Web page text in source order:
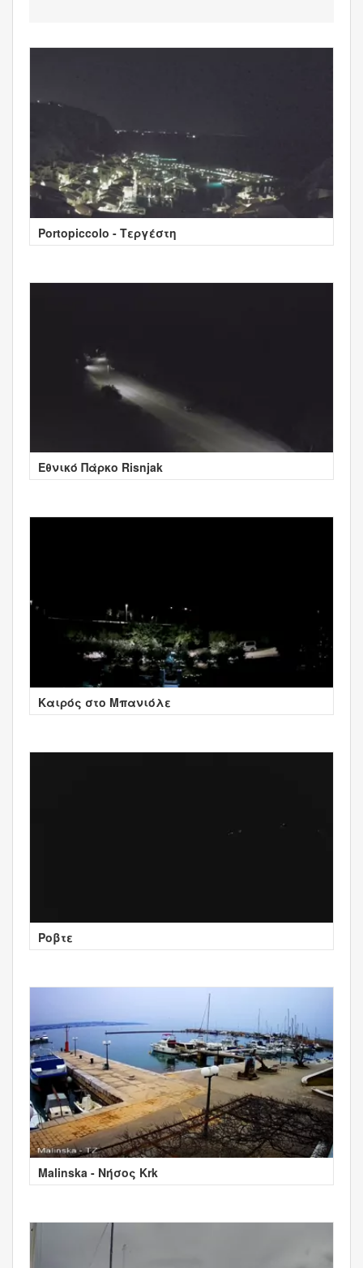
Portopiccolo - Τεργέστη
Εθνικό Πάρκο Risnjak
Καιρός στο Μπανιόλε
Ροβτε
Malinska - Νήσος Krk